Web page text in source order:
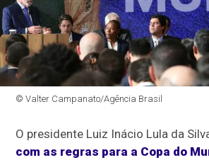
© Valter Campanato/Agência Brasil
O presidente Luiz Inácio Lula da
com as regras para a Copa do